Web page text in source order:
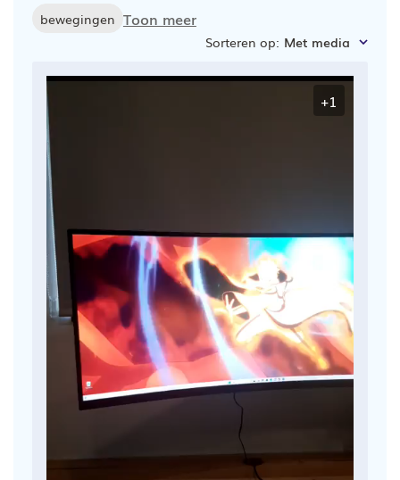
bewegingen Toon meer
Sorteren op: Met media
+1